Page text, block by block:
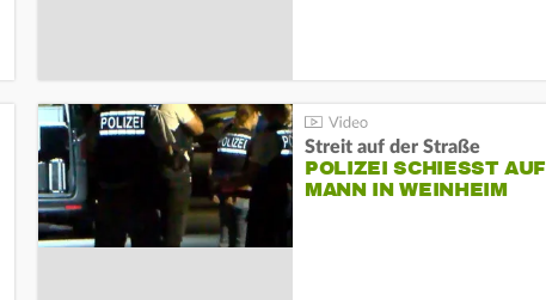
Streit auf der Straße
POLIZEI SCHIESST AUF M
ANN IN WEINHEIM